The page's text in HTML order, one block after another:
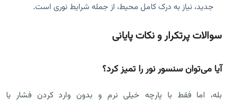
جدید، نیاز به درک کامل محیط، از جمله شرایط نوری است.
سوالات پرتکرار و نکات پایانی
آیا می‌توان سنسور نور را تمیز کرد؟
بله، اما فقط با پارچه خیلی نرم و بدون وارد کردن فشار یا